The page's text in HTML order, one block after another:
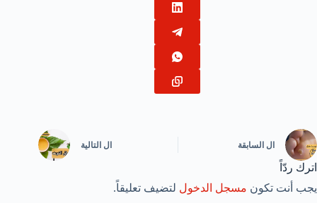
ال السابقة ال التالية
اترك ردّاً
يجب أنت تكون مسجل الدخول لتضيف تعليقاً.